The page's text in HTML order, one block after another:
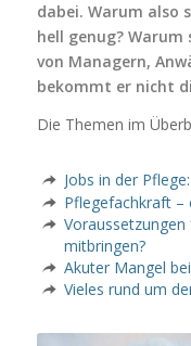
dabei. Warum also
hell genug?
von Managern,
bekommt er nicht
Die Themen im
Jobs in der
Pflegefachkraft –
mitbringen?
Akuter Mangel
Vieles rund um